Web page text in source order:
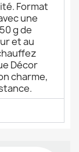
Format
une
g de
et au
Décor
charme,